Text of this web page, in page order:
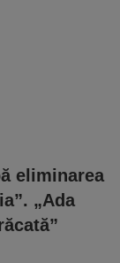
eliminarea
„Ada